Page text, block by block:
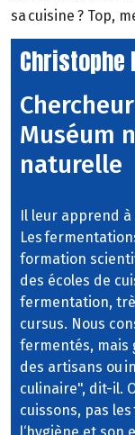
sa cuisine ? Top,
Christophe
Muséum
naturelle
Il leur apprend
Les
formation
des écoles de
fermentation,
cursus. Nous
fermentés, mais
des artisans ou
culinaire", dit-il.
cuissons, pas